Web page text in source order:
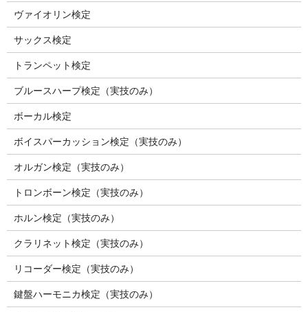
ヴァイオリン検定
サックス検定
トランペット検定
ブルースハープ検定（実技のみ）
ボーカル検定
ボイスパーカッション検定（実技のみ）
オルガン検定（実技のみ）
トロンボーン検定（実技のみ）
ホルン検定（実技のみ）
クラリネット検定（実技のみ）
リコーダー検定（実技のみ）
鍵盤ハーモニカ検定（実技のみ）